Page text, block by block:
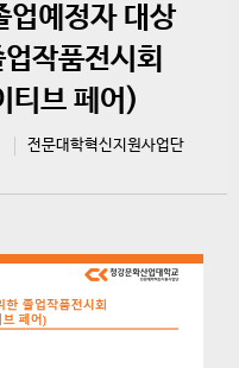
업예정자 대상
작품전시회
티브 페어)
전문대학혁신지원사업단